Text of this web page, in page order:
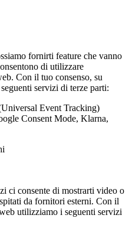
fornirti feature che vanno
di utilizzare
Con il tuo consenso, su
servizi di terze parti:
Event Tracking)
Consent Mode, Klarna,
ci consente di mostrarti video o
da fornitori esterni. Con il
utilizziamo i seguenti servizi